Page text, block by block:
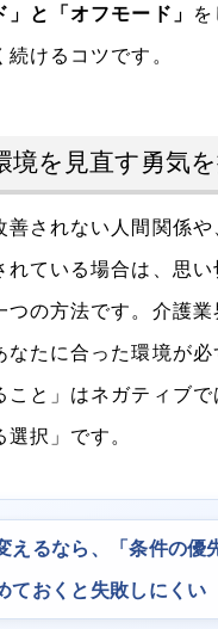
」と「オフモード」
続けるコツです。
を見直す勇気
善されない人間関係
れている場合は、思い
つの方法です。介護
なたに合った環境が必
こと」はネガティブ
択」です。
えるなら、「条件の優
ておくと失敗しにくい